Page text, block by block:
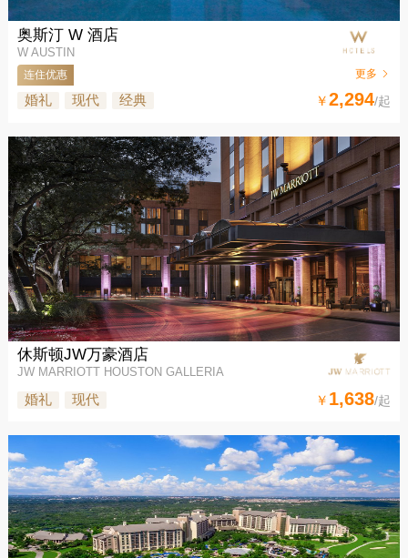
奥斯汀 W 酒店
W AUSTIN
连住优惠 更多
婚礼 现代 经典 ￥2,294/起
休斯顿JW万豪酒店
JW MARRIOTT HOUSTON GALLERIA
婚礼 现代 ￥ 1,638/起